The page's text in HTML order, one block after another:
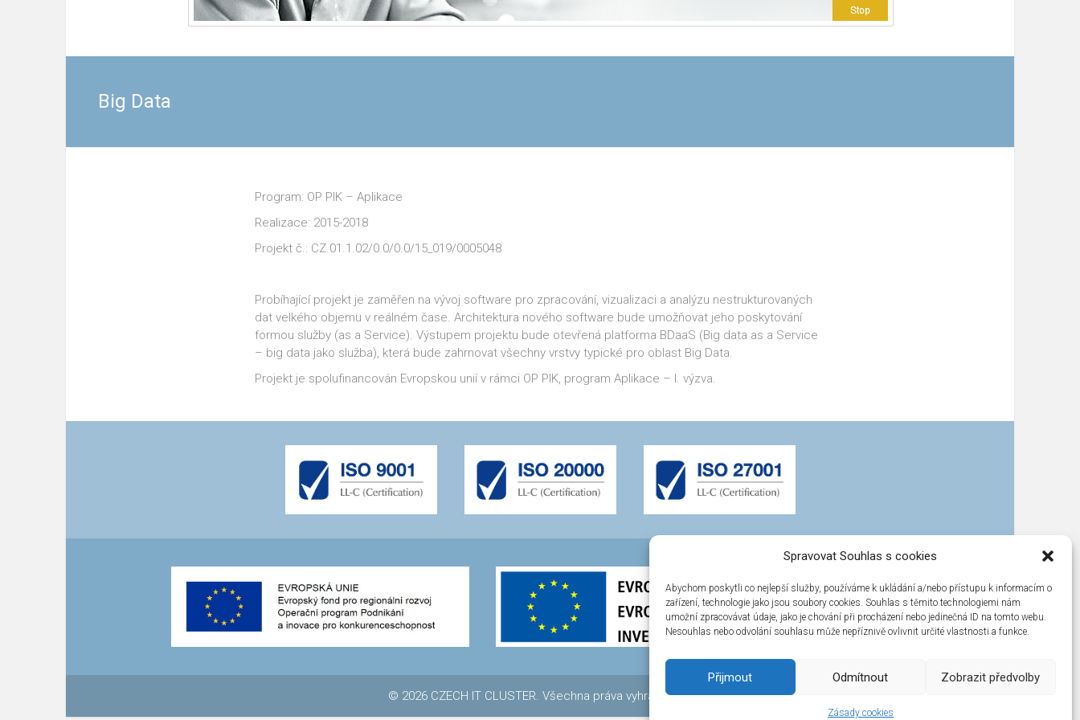
Spravovat Souhlas s cookies
Abychom poskytli co nejlepší služby, používáme k ukládání a/nebo přístupu k informacím o
zařízení, technologie jako jsou soubory cookies. Souhlas s těmito technologiemi nám
umožní zpracovávat údaje, jako je chování při procházení nebo jedinečná ID na tomto webu.
Nesouhlas nebo odvolání souhlasu může nepříznivě ovlivnit určité vlastnosti a funkce.
Přijmout Odmítnout Zobrazit předvolby
Zásady cookies
Big Data
Program: OP PIK – Aplikace
Realizace: 2015-2018
Projekt č.: CZ.01.1.02/0.0/0.0/15_019/0005048
Probíhající projekt je zaměřen na vývoj software pro zpracování, vizualizaci a analýzu nestrukturovaných
dat velkého objemu v reálném čase. Architektura nového software bude umožňovat jeho poskytování
formou služby (as a Service). Výstupem projektu bude otevřená platforma BDaaS (Big data as a Service
– big data jako služba), která bude zahrnovat všechny vrstvy typické pro oblast Big Data.
Projekt je spolufinancován Evropskou unií v rámci OP PIK, program Aplikace – I. výzva.
© 2026 CZECH IT CLUSTER. Všechna práva vyhrazena.